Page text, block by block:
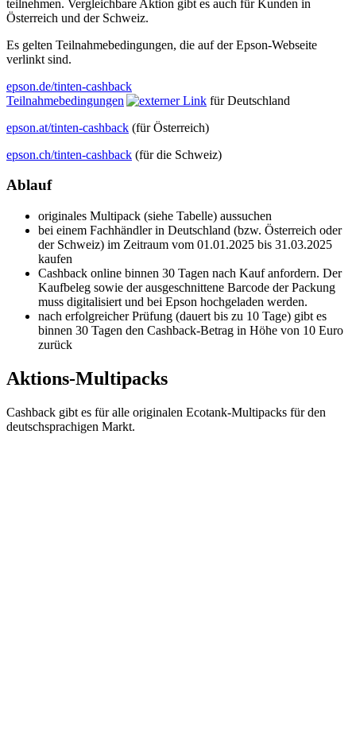
teilnehmen. Vergleichbare Aktion gibt es auch für Kunden in
Österreich und der Schweiz.
Es gelten Teilnahmebedingungen, die auf der Epson-Webseite
verlinkt sind.
epson.de/tinten-cashback
Teilnahmebedingungen
für Deutschland
epson.at/tinten-cashback (für Österreich)
epson.ch/tinten-cashback (für die Schweiz)
Ablauf
originales Multipack (siehe Tabelle) aussuchen
bei einem Fachhändler in Deutschland (bzw. Österreich oder
der Schweiz) im Zeitraum vom 01.01.2025 bis 31.03.2025
kaufen
Cashback online binnen 30 Tagen nach Kauf anfordern. Der
Kaufbeleg sowie der ausgeschnittene Barcode der Packung
muss digitalisiert und bei Epson hochgeladen werden.
nach erfolgreicher Prüfung (dauert bis zu 10 Tage) gibt es
binnen 30 Tagen den Cashback-Betrag in Höhe von 10 Euro
zurück
Aktions-Multipacks
Cashback gibt es für alle originalen Ecotank-Multipacks für den
deutschsprachigen Markt.